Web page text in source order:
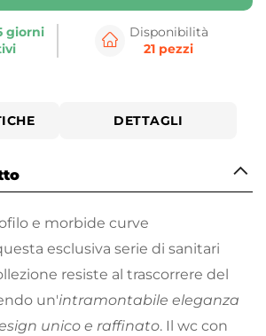
giorni
Disponibilità
21 pezzi
DETTAGLI
e morbide curve
esclusiva serie di sanitari
resiste al trascorrere del
un'intramontabile eleganza
unico e raffinato. Il wc con